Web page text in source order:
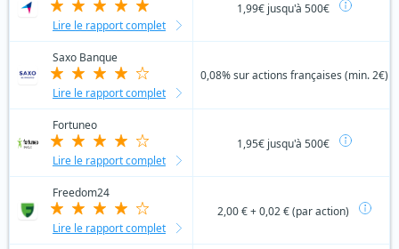
Lire le rapport complet
1,99€ jusqu'à 500€
Saxo Banque
Lire le rapport complet
0,08% sur actions françaises (min. 2€)
Fortuneo
Lire le rapport complet
1,95€ jusqu'à 500€
Freedom24
Lire le rapport complet
2,00 € + 0,02 € (par action)